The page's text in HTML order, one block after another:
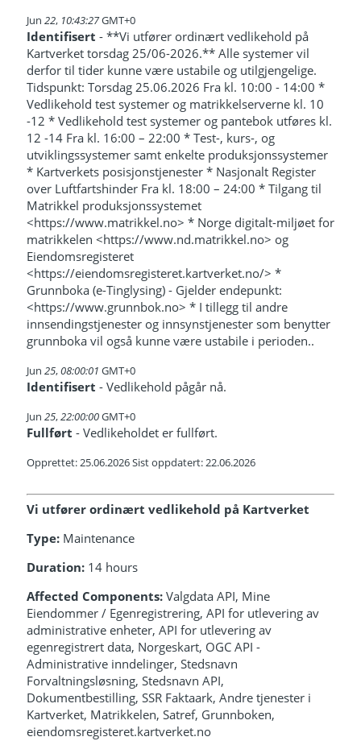
Jun 22, 10:43:27GMT+0
Identifisert - **Vi utfører ordinært vedlikehold på
Kartverket torsdag 25/06-2026.** Alle systemer vil
derfor til tider kunne være ustabile og utilgjengelige.
Tidspunkt: Torsdag 25.06.2026 Fra kl. 10:00 - 14:00 *
Vedlikehold test systemer og matrikkelserverne kl. 10
-12 * Vedlikehold test systemer og pantebok utføres kl.
12 -14 Fra kl. 16:00 – 22:00 * Test-, kurs-, og
utviklingssystemer samt enkelte produksjonssystemer
* Kartverkets posisjonstjenester * Nasjonalt Register
over Luftfartshinder Fra kl. 18:00 – 24:00 * Tilgang til
Matrikkel produksjonssystemet
<https://www.matrikkel.no> * Norge digitalt-miljøet for
matrikkelen <https://www.nd.matrikkel.no> og
Eiendomsregisteret
<https://eiendomsregisteret.kartverket.no/> *
Grunnboka (e-Tinglysing) - Gjelder endepunkt:
<https://www.grunnbok.no> * I tillegg til andre
innsendingstjenester og innsynstjenester som benytter
grunnboka vil også kunne være ustabile i perioden..
Jun 25,08:00:01 GMT+0
Identifisert - Vedlikehold pågår nå.
Jun 25,22:00:00GMT+0
Fullført - Vedlikeholdet er fullført.
Opprettet: 25.06.2026 Sist oppdatert: 22.06.2026
Vi utfører ordinært vedlikehold på Kartverket
Type: Maintenance
Duration: 14 hours
Affected Components: Valgdata API, Mine
Eiendommer / Egenregistrering, API for utlevering av
administrative enheter, API for utlevering av
egenregistrert data, Norgeskart, OGC API -
Administrative inndelinger, Stedsnavn
Forvaltningsløsning, Stedsnavn API,
Dokumentbestilling, SSR Faktaark, Andre tjenester i
Kartverket, Matrikkelen, Satref, Grunnboken,
eiendomsregisteret.kartverket.no